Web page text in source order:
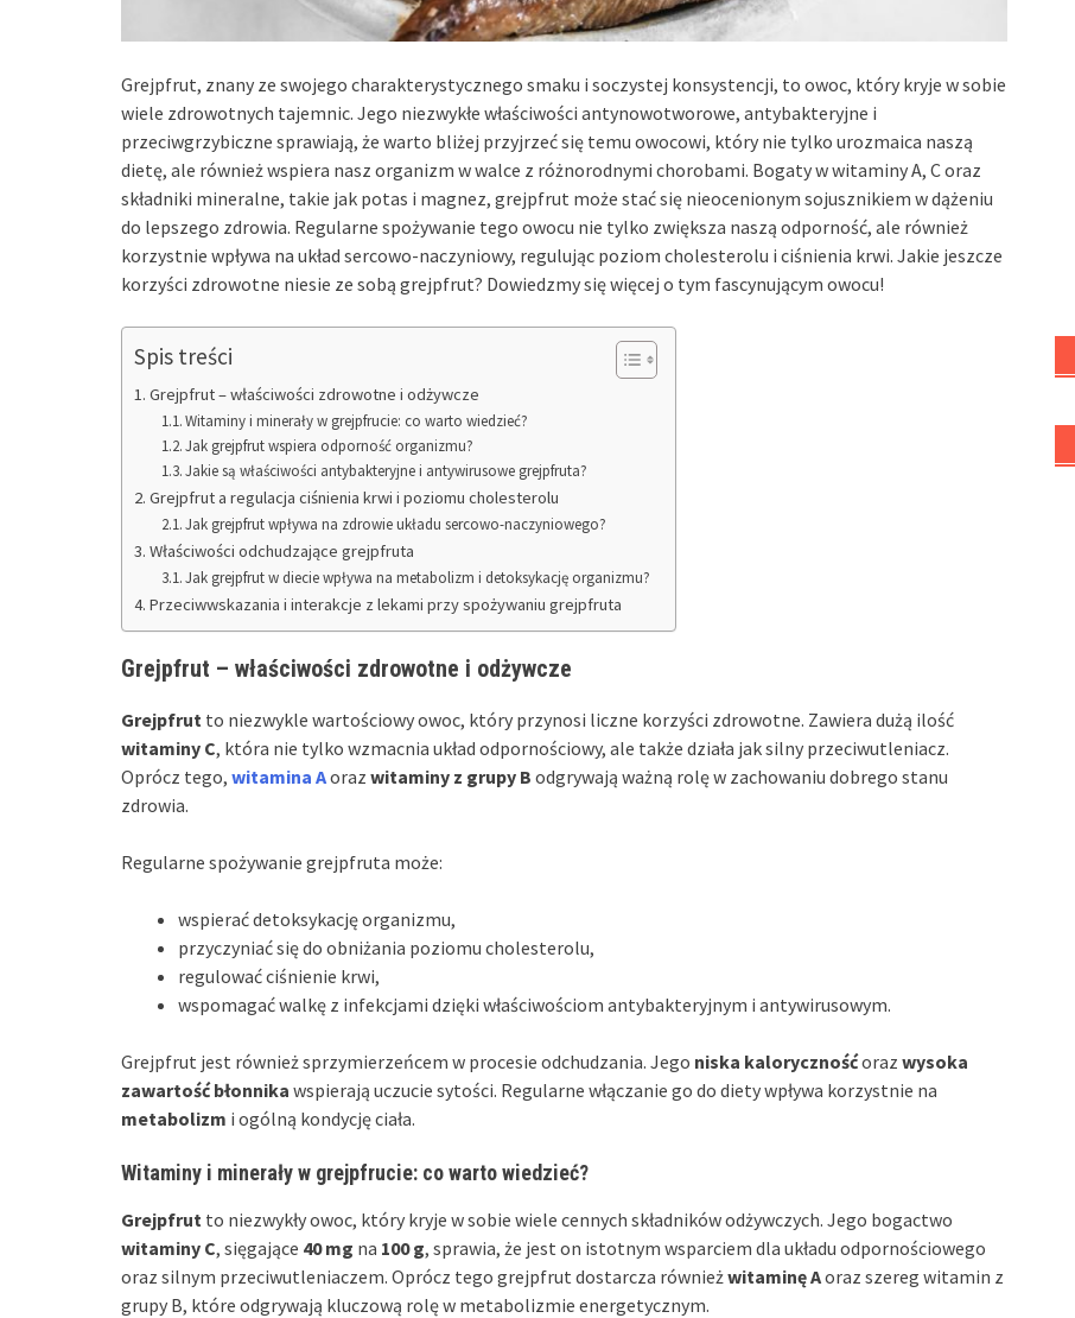
Grejpfrut, znany ze swojego charakterystycznego smaku i soczystej konsystencji, to owoc, który kryje w sobie
wiele zdrowotnych tajemnic. Jego niezwykłe właściwości antynowotworowe, antybakteryjne i
przeciwgrzybiczne sprawiają, że warto bliżej przyjrzeć się temu owocowi, który nie tylko urozmaica naszą
dietę, ale również wspiera nasz organizm w walce z różnorodnymi chorobami. Bogaty w witaminy A, C oraz
składniki mineralne, takie jak potas i magnez, grejpfrut może stać się nieocenionym sojusznikiem w dążeniu
do lepszego zdrowia. Regularne spożywanie tego owocu nie tylko zwiększa naszą odporność, ale również
korzystnie wpływa na układ sercowo-naczyniowy, regulując poziom cholesterolu i ciśnienia krwi. Jakie jeszcze
korzyści zdrowotne niesie ze sobą grejpfrut? Dowiedzmy się więcej o tym fascynującym owocu!
Spis treści
Grejpfrut – właściwości zdrowotne i odżywcze
Witaminy i minerały w grejpfrucie: co warto wiedzieć?
Jak grejpfrut wspiera odporność organizmu?
Jakie są właściwości antybakteryjne i antywirusowe grejpfruta?
Grejpfrut a regulacja ciśnienia krwi i poziomu cholesterolu
Jak grejpfrut wpływa na zdrowie układu sercowo-naczyniowego?
Właściwości odchudzające grejpfruta
Jak grejpfrut w diecie wpływa na metabolizm i detoksykację organizmu?
Przeciwwskazania i interakcje z lekami przy spożywaniu grejpfruta
Grejpfrut – właściwości zdrowotne i odżywcze
Grejpfrut to niezwykle wartościowy owoc, który przynosi liczne korzyści zdrowotne. Zawiera dużą ilość
witaminy C, która nie tylko wzmacnia układ odpornościowy, ale także działa jak silny przeciwutleniacz.
Oprócz tego, witamina Aoraz witaminy z grupy B odgrywają ważną rolę w zachowaniu dobrego stanu
zdrowia.
Regularne spożywanie grejpfruta może:
wspierać detoksykację organizmu,
przyczyniać się do obniżania poziomu cholesterolu,
regulować ciśnienie krwi,
wspomagać walkę z infekcjami dzięki właściwościom antybakteryjnym i antywirusowym.
Grejpfrut jest również sprzymierzeńcem w procesie odchudzania. Jego niska kalorycznośćoraz wysoka
zawartość błonnika wspierają uczucie sytości. Regularne włączanie go do diety wpływa korzystnie na
metabolizm i ogólną kondycję ciała.
Witaminy i minerały w grejpfrucie: co warto wiedzieć?
Grejpfrut to niezwykły owoc, który kryje w sobie wiele cennych składników odżywczych. Jego bogactwo
witaminy C, sięgające 40 mg na 100 g, sprawia, że jest on istotnym wsparciem dla układu odpornościowego
oraz silnym przeciwutleniaczem. Oprócz tego grejpfrut dostarcza równieżwitaminę Aoraz szereg witamin z
grupy B, które odgrywają kluczową rolę w metabolizmie energetycznym.